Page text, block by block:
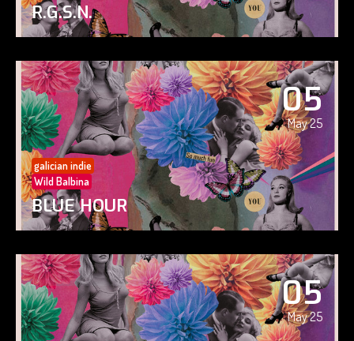
R.G.S.N.
05
May 25
galician indie
Wild Balbina
BLUE HOUR
05
May 25